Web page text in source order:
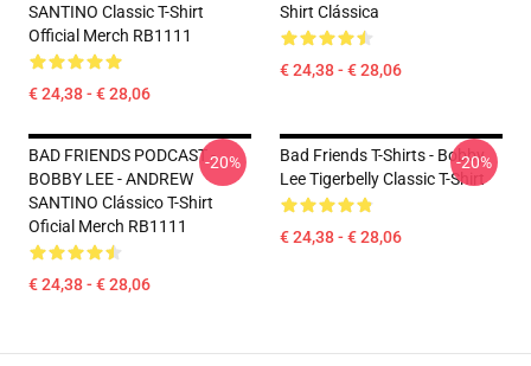
SANTINO Classic T-Shirt
Official Merch RB1111
€ 24,38 - € 28,06
Shirt Clássica
€ 24,38 - € 28,06
BAD FRIENDS PODCAST -
BOBBY LEE - ANDREW
SANTINO Clássico T-Shirt
Oficial Merch RB1111
€ 24,38 - € 28,06
-20%
Bad Friends T-Shirts - Bobby
Lee Tigerbelly Classic T-Shirt
€ 24,38 - € 28,06
-20%